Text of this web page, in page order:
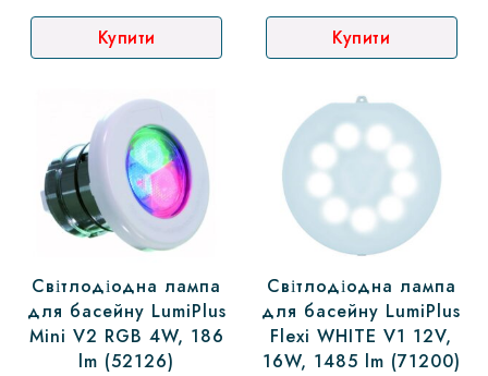
Купити Купити
Світлодіодна лампа
для басейну LumiPlus
Mini V2 RGB 4W, 186
lm (52126)
Світлодіодна лампа
для басейну LumiPlus
Flexi WHITE V1 12V,
16W, 1485 lm (71200)